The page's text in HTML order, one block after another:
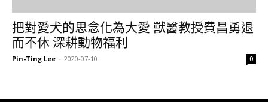
把對愛犬的思念化為大愛 獸醫教授費昌勇退
而不休 深耕動物福利
Pin-Ting Lee - 2020-07-10 0